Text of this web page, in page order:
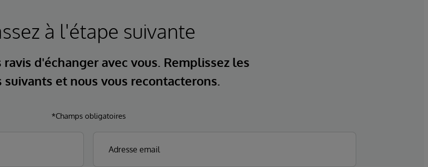
à l'étape suivante
ravis d'échanger avec vous. Remplissez les
suivants et nous vous recontacterons.
*Champs obligatoires